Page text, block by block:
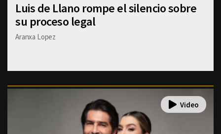
Luis de Llano rompe el silencio sobre
su proceso legal
Aranxa Lopez